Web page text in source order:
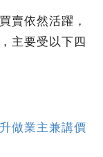
賣依然活躍，
主要受以下四
做業主兼講價